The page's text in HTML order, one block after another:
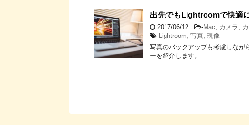
出先でもLightroomで快適
2017/06/12 -Mac, カメラ ,
Lightroom, 写真, 現像
写真のバックアップも考慮しなが
ーを紹介します。